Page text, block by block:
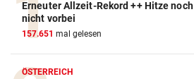
Erneuter Allzeit-Rekord ++ Hitze noch
nicht vorbei
157.651 mal gelesen
ÖSTERREICH